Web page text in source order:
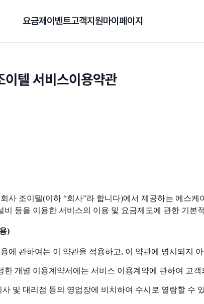
요금제 이벤트고객지원마이페이지
이텔 서비스이용약관
사 조이텔(이하 “회사”라 합니다)에서 제공하는 에스
비 등을 이용한 서비스의 이용 및 요금제도에 관한 기본
)
에 관하여는 이 약관을 적용하고, 이 약관에 명시되지
개별 이용계약서에는 서비스 이용계약에 관하여 고
및 대리점 등의 영업장에 비치하여 수시로 열람할 수